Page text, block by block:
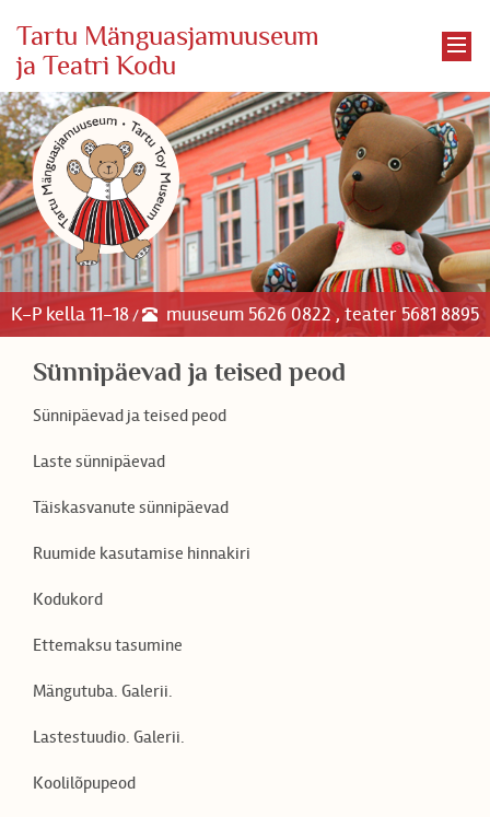
Tartu Mänguasjamuuseum
ja Teatri Kodu
K-P kella 11-18/ muuseum 5626 0822 , teater 5681 8895
Sünnipäevad ja teised peod
Sünnipäevad ja teised peod
Laste sünnipäevad
Täiskasvanute sünnipäevad
Ruumide kasutamise hinnakiri
Kodukord
Ettemaksu tasumine
Mängutuba. Galerii.
Lastestuudio. Galerii.
Koolilõpupeod